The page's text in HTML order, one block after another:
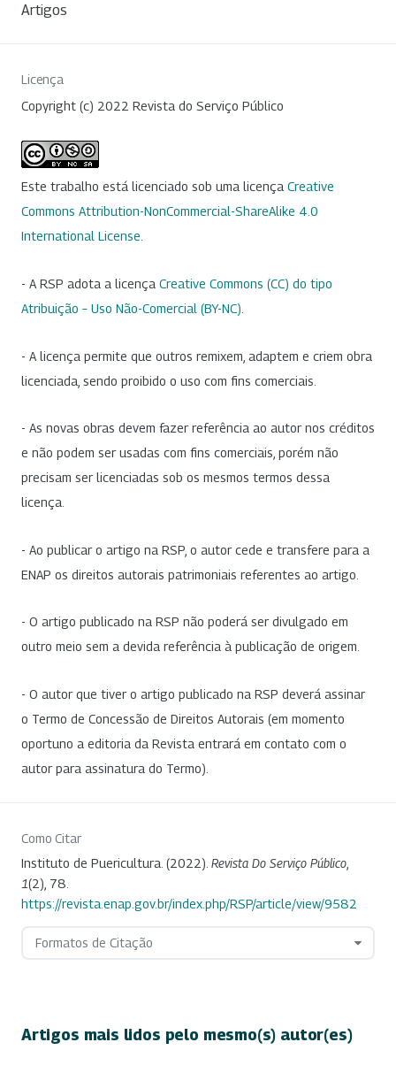
Artigos
Licença
Copyright (c) 2022 Revista do Serviço Público
Este trabalho está licenciado sob uma licença Creative
Commons Attribution-NonCommercial-ShareAlike 4.0
International License.
- A RSP adota a licença Creative Commons (CC) do tipo
Atribuição – Uso Não-Comercial (BY-NC)
- A licença permite que outros remixem, adaptem e criem obra
licenciada, sendo proibido o uso com fins comerciais.
- As novas obras devem fazer referência ao autor nos créditos
e não podem ser usadas com fins comerciais, porém não
precisam ser licenciadas sob os mesmos termos dessa
licença.
- Ao publicar o artigo na RSP, o autor cede e transfere para a
ENAP os direitos autorais patrimoniais referentes ao artigo.
- O artigo publicado na RSP não poderá ser divulgado em
outro meio sem a devida referência à publicação de origem.
- O autor que tiver o artigo publicado na RSP deverá assinar
o Termo de Concessão de Direitos Autorais (em momento
oportuno a editoria da Revista entrará em contato com o
autor para assinatura do Termo).
Como Citar
Instituto de Puericultura. (2022). Revista Do Serviço Público
1(2), 78.
https://revista.enap.gov.br/index.php/RSP/article/view/9582
Formatos de Citação
Artigos mais lidos pelo mesmo(s) autor(es)